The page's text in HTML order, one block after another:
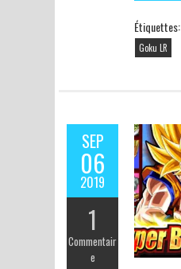
Étiquettes:
Goku LR
SEP
06
2019
1
Commentair
e